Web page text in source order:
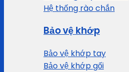
Hệ thống rào chắn
Bảo vệ khớp
Bảo vệ khớp tay
Bảo vệ khớp gối